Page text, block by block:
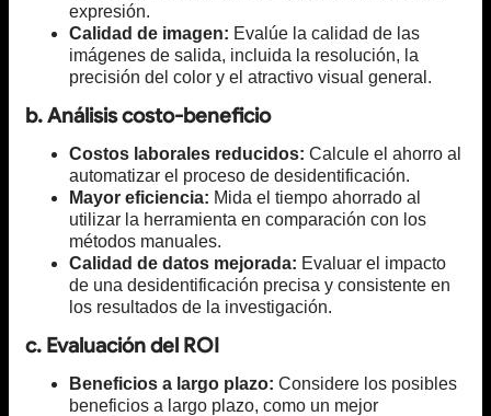
expresión.
Calidad de imagen: Evalúe la calidad de las
imágenes de salida, incluida la resolución, la
precisión del color y el atractivo visual general.
b. Análisis costo-beneficio
Costos laborales reducidos: Calcule el ahorro al
automatizar el proceso de desidentificación.
Mayor eficiencia: Mida el tiempo ahorrado al
utilizar la herramienta en comparación con los
métodos manuales.
Calidad de datos mejorada: Evaluar el impacto
de una desidentificación precisa y consistente en
los resultados de la investigación.
c. Evaluación del ROI
Beneficios a largo plazo: Considere los posibles
beneficios a largo plazo, como un mejor